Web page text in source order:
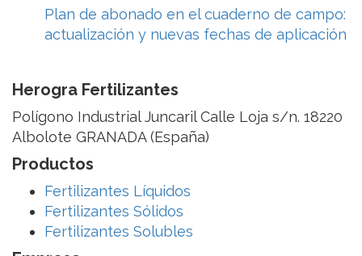
Plan de abonado en el cuaderno de campo:
actualización y nuevas fechas de aplicación
Herogra Fertilizantes
Polígono Industrial Juncaril Calle Loja s/n. 18220
Albolote GRANADA (España)
Productos
Fertilizantes Líquidos
Fertilizantes Sólidos
Fertilizantes Solubles